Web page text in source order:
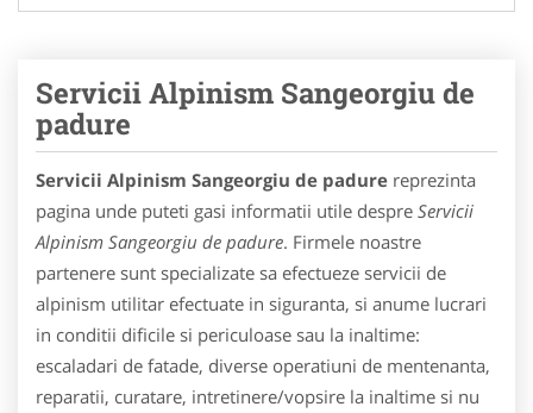
Servicii Alpinism Sangeorgiu de
padure
Servicii Alpinism Sangeorgiu de padure reprezinta
pagina unde puteti gasi informatii utile despre Servicii
Alpinism Sangeorgiu de padure. Firmele noastre
partenere sunt specializate sa efectueze servicii de
alpinism utilitar efectuate in siguranta, si anume lucrari
in conditii dificile si periculoase sau la inaltime:
escaladari de fatade, diverse operatiuni de mentenanta,
reparatii, curatare, intretinere/vopsire la inaltime si nu